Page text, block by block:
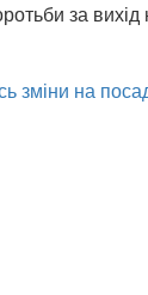
за
зміни на